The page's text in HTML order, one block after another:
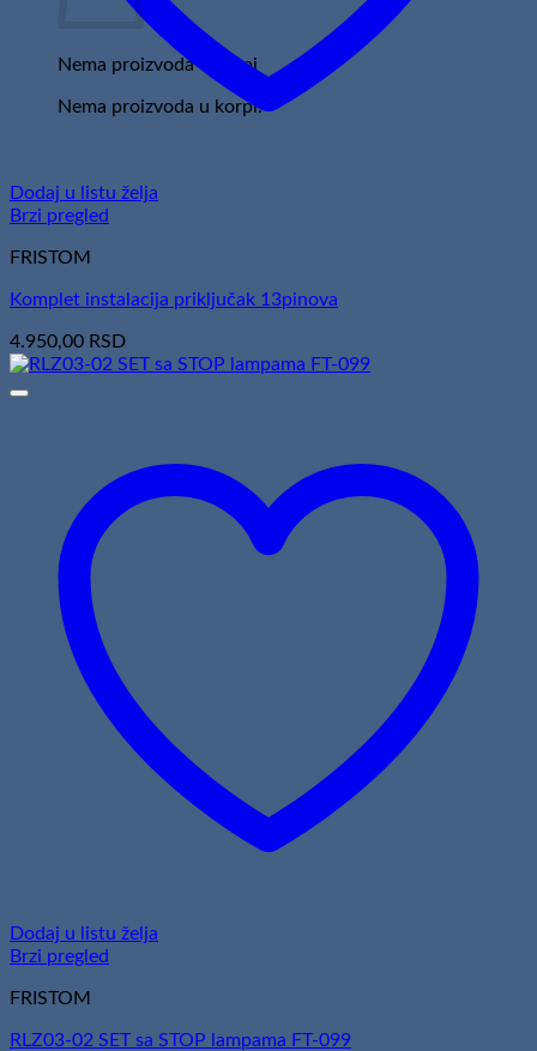
Nema proizvoda u korpi
Nema proizvoda u korpi.
Dodaj u listu želja
Brzi pregled
FRISTOM
Komplet instalacija priključak 13pinova
4.950,00 RSD
Dodaj u listu želja
Brzi pregled
FRISTOM
RLZ03-02 SET sa STOP lampama FT-099